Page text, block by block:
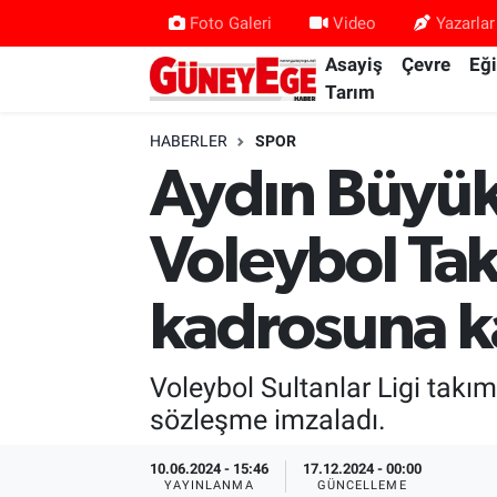
Foto Galeri Video Yazarlar
Asayiş Çevre
Tarım
HABERLER SPOR
Aydın
Voleybol
kadrosuna
Voleybol Sultanlar Ligi
sözleşme imzaladı.
10.06.2024 - 15:46
YAYINLANMA
17.12.2024 - 00:00
GÜNCELLEME
İstanbul Hava Durumu
İstanbul Trafik Yoğunluk Haritası
Süper Lig Puan Durumu ve Fikstür
Tüm Manşetler
Son Dakika Haberleri